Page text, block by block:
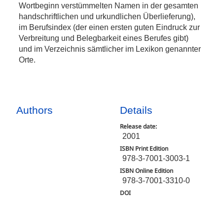
Wortbeginn verstümmelten Namen in der gesamten
handschriftlichen und urkundlichen Überlieferung),
im Berufsindex (der einen ersten guten Eindruck zur
Verbreitung und Belegbarkeit eines Berufes gibt)
und im Verzeichnis sämtlicher im Lexikon genannter
Orte.
Authors Details
Release date:
2001
ISBN Print Edition
978-3-7001-3003-1
ISBN Online Edition
978-3-7001-3310-0
DOI